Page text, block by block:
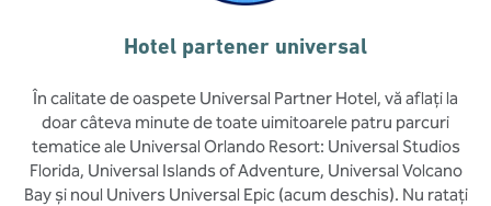
Hotel partener universal
În calitate de oaspete Universal Partner Hotel, vă aflați la
doar câteva minute de toate uimitoarele patru parcuri
tematice ale Universal Orlando Resort: Universal Studios
Florida, Universal Islands of Adventure, Universal Volcano
Bay și noul Univers Universal Epic (acum deschis). Nu ratați